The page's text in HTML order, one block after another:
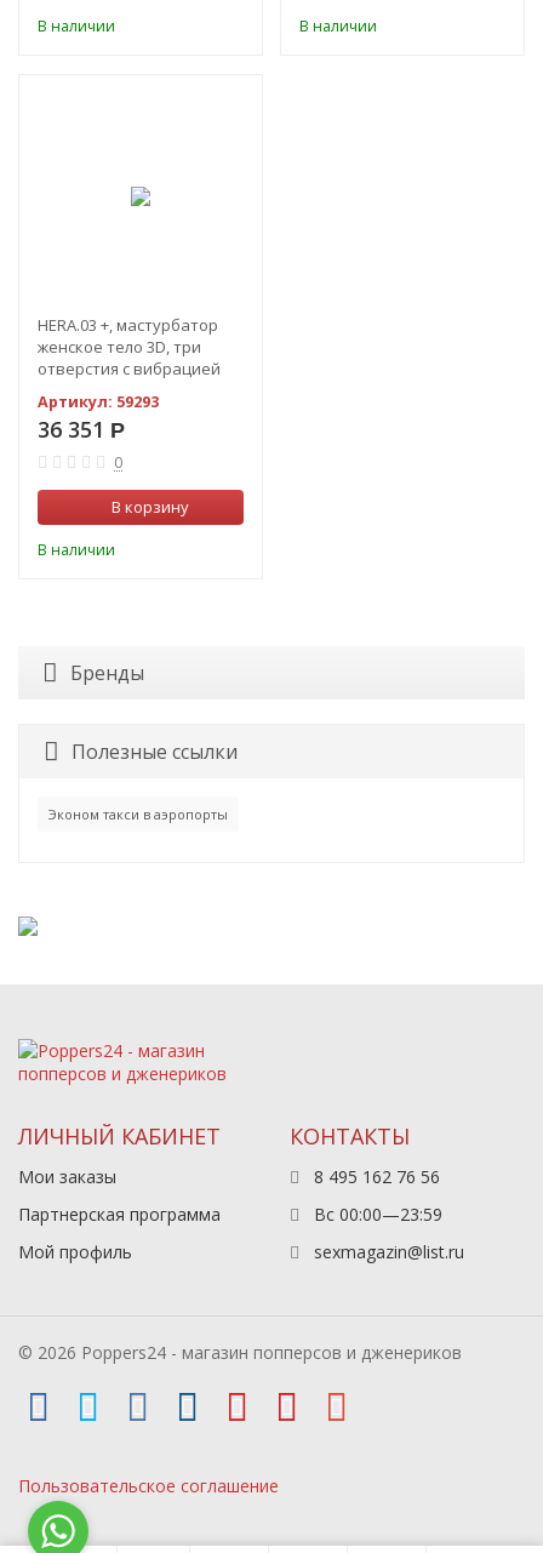
В наличии В наличии
HERA.03 +, мастурбатор
женское тело 3D, три
отверстия с вибрацией
Артикул: 59293
36 351 Р
0
В корзину
В наличии
Бренды
Полезные ссылки
Эконом такси в аэропорты
ЛИЧНЫЙ КАБИНЕТ
Мои заказы
Партнерская программа
Мой профиль
КОНТАКТЫ
8 495 162 76 56
Вс 00:00—23:59
sexmagazin@list.ru
© 2026 Poppers24 - магазин попперсов и дженериков
Пользовательское соглашение